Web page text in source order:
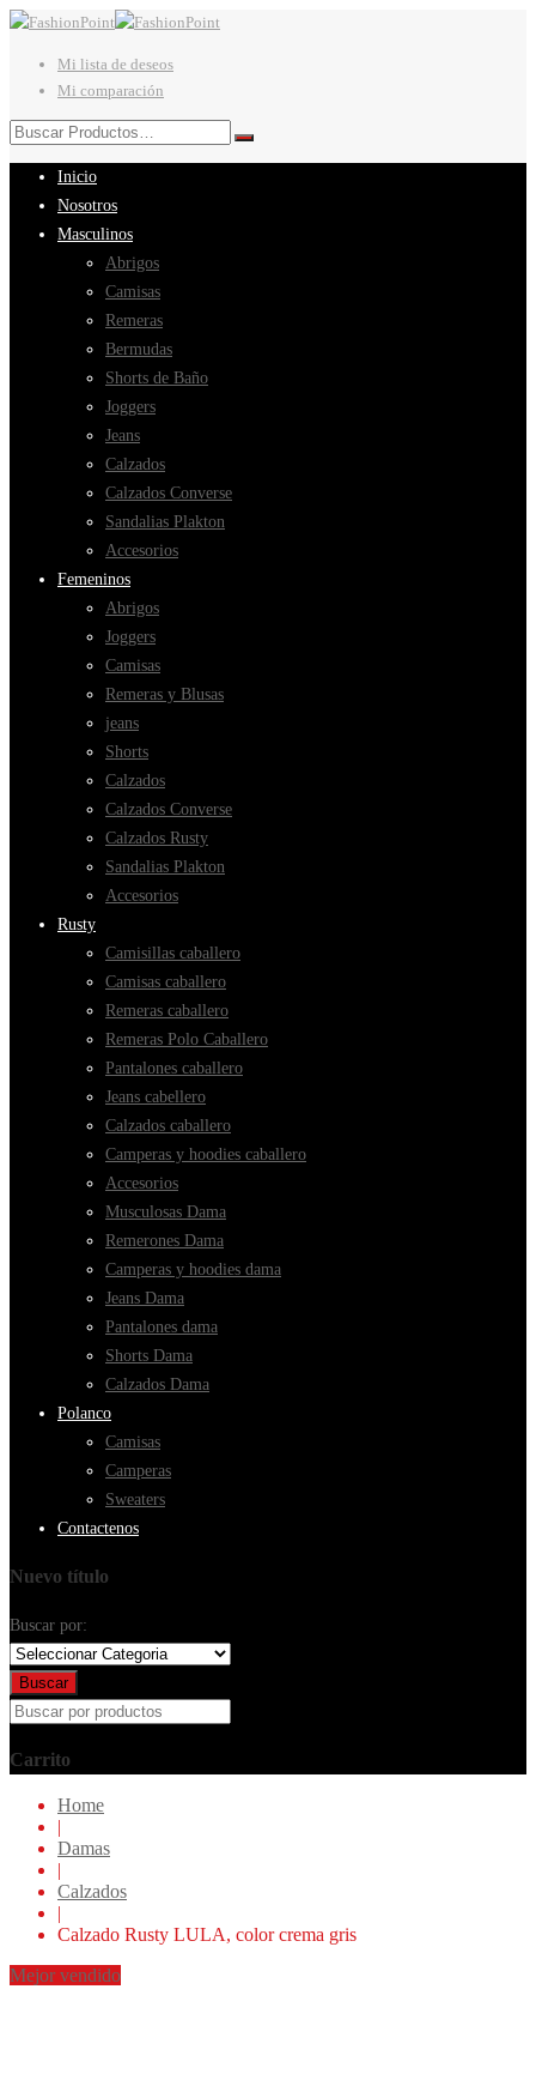
Mi lista de deseos
Mi comparación
Inicio
Nosotros
Masculinos
Abrigos
Camisas
Remeras
Bermudas
Shorts de Baño
Joggers
Jeans
Calzados
Calzados Converse
Sandalias Plakton
Accesorios
Femeninos
Abrigos
Joggers
Camisas
Remeras y Blusas
jeans
Shorts
Calzados
Calzados Converse
Calzados Rusty
Sandalias Plakton
Accesorios
Rusty
Camisillas caballero
Camisas caballero
Remeras caballero
Remeras Polo Caballero
Pantalones caballero
Jeans cabellero
Calzados caballero
Camperas y hoodies caballero
Accesorios
Musculosas Dama
Remerones Dama
Camperas y hoodies dama
Jeans Dama
Pantalones dama
Shorts Dama
Calzados Dama
Polanco
Camisas
Camperas
Sweaters
Contactenos
Nuevo título
Buscar por:
Buscar
Carrito
Home
|
Damas
|
Calzados
|
Calzado Rusty LULA, color crema gris
Mejor vendido